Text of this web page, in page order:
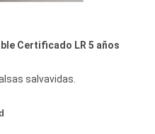
Certificado LR 5 años
salvavidas.